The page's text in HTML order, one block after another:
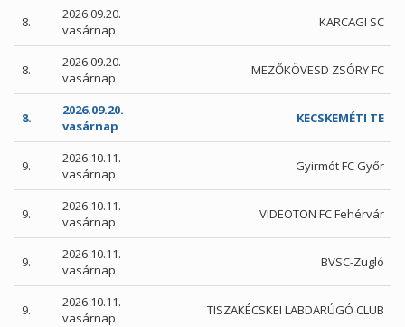
8.
2026.09.20.
vasárnap
KARCAGI SC
8.
2026.09.20.
vasárnap
MEZŐKÖVESD ZSÓRY FC
8.
2026.09.20.
vasárnap
KECSKEMÉTI TE
9.
2026.10.11.
vasárnap
Gyirmót FC Győr
9.
2026.10.11.
vasárnap
VIDEOTON FC Fehérvár
9.
2026.10.11.
vasárnap
BVSC-Zugló
9.
2026.10.11.
vasárnap
TISZAKÉCSKEI LABDARÚGÓ CLUB